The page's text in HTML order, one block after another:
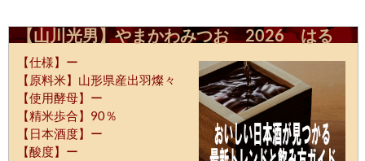
【山川光男】やまかわみつお 2026 はる
【仕様】ー
【原料米】山形県産出羽燦々
【使用酵母】ー
【精米歩合】90％
【日本酒度】ー
【酸度】ー